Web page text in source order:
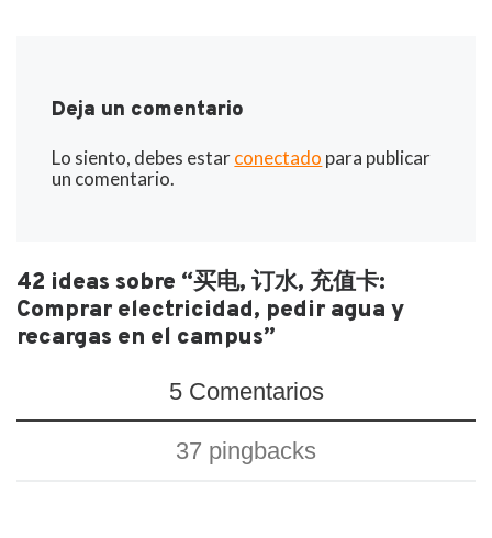
Deja un comentario
Lo siento, debes estarconectado para publicar
un comentario.
42 ideas sobre “买电, 订水, 充值卡:
Comprar electricidad, pedir agua y
recargas en el campus”
5 Comentarios
37 pingbacks